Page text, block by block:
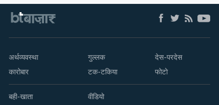
अर्थव्यवस्था
कारोबार
गुल्लक
टक-टकिया
देस-परदेस
फोटो
बही-खाता वीडियो